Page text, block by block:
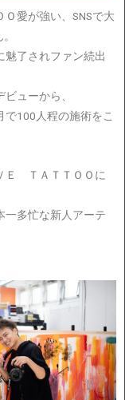
Ｏ愛が強い、SNSで大
魅了されファン続出
ューから、
で100人程の施術をこ
Ｅ ＴＡＴＴＯＯに
一多忙な新人アーテ